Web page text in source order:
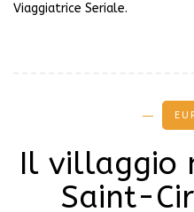
Viaggiatrice Seriale.
Il villaggio
Saint-